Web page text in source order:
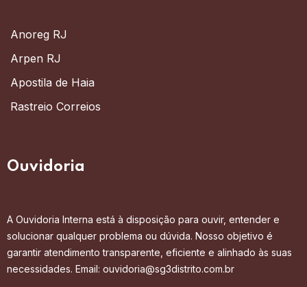
Anoreg RJ
Arpen RJ
Apostila de Haia
Rastreio Correios
Ouvidoria
A Ouvidoria Interna está à disposição para ouvir, entender e
solucionar qualquer problema ou dúvida. Nosso objetivo é
garantir atendimento transparente, eficiente e alinhado às suas
necessidades. Email: ouvidoria@sg3distrito.com.br